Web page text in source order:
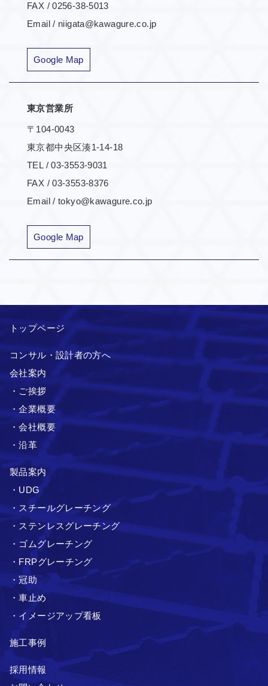
FAX / 0256-38-5013
Email / niigata@kawagure.co.jp
Google Map
東京営業所
〒104-0043
東京都中央区湊1-14-18
TEL / 03-3553-9031
FAX / 03-3553-8376
Email / tokyo@kawagure.co.jp
Google Map
トップページ
コンサル・設計者の方へ
会社案内
・ご挨拶
・企業概要
・会社概要
・沿革
製品案内
・UDG
・スチールグレーチング
・ステンレスグレーチング
・ゴムグレーチング
・FRPグレーチング
・冠助
・車止め
・イメージアップ看板
施工事例
採用情報